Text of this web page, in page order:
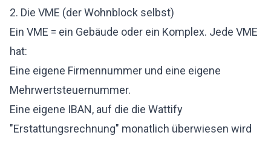
2. Die VME (der Wohnblock selbst)
Ein VME = ein Gebäude oder ein Komplex. Jede VME
hat:
Eine eigene Firmennummer und eine eigene
Mehrwertsteuernummer.
Eine eigene IBAN, auf die die Wattify
"Erstattungsrechnung" monatlich überwiesen wird